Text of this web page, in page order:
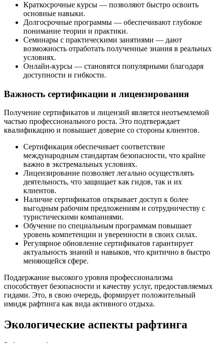
Краткосрочные курсы — позволяют быстро освоить
основные навыки.
Долгосрочные программы — обеспечивают глубокое
понимание теории и практики.
Семинары с практическими занятиями — дают
возможность отработать полученные знания в реальных
условиях.
Онлайн-курсы — становятся популярными благодаря
доступности и гибкости.
Важность сертификации и лицензирования
Получение сертификатов и лицензий является неотъемлемой
частью профессионального роста. Это подтверждает
квалификацию и повышает доверие со стороны клиентов.
Сертификация обеспечивает соответствие
международным стандартам безопасности, что крайне
важно в экстремальных условиях.
Лицензирование позволяет легально осуществлять
деятельность, что защищает как гидов, так и их
клиентов.
Наличие сертификатов открывает доступ к более
выгодным рабочим предложениям и сотрудничеству с
туристическими компаниями.
Обучение по специальным программам повышает
уровень компетенции и уверенности в своих силах.
Регулярное обновление сертификатов гарантирует
актуальность знаний и навыков, что критично в быстро
меняющейся сфере.
Поддержание высокого уровня профессионализма
способствует безопасности и качеству услуг, предоставляемых
гидами. Это, в свою очередь, формирует положительный
имидж рафтинга как вида активного отдыха.
Экологические аспекты рафтинга